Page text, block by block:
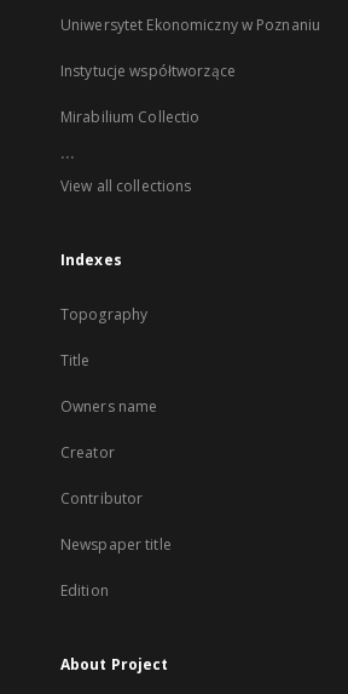
Uniwersytet Ekonomiczny w Poznaniu
Instytucje współtworzące
Mirabilium Collectio
...
View all collections
Indexes
Topography
Title
Owners name
Creator
Contributor
Newspaper title
Edition
About Project